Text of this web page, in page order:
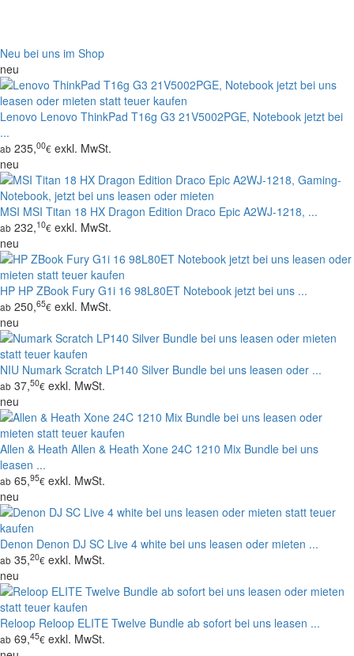
Neu bei uns im Shop
neu
Lenovo Lenovo ThinkPad T16g G3 21V5002PGE, Notebook jetzt bei
...
ab 235,00€ exkl. MwSt.
neu
MSI MSI Titan 18 HX Dragon Edition Draco Epic A2WJ-1218, ...
ab 232,10€ exkl. MwSt.
neu
HP HP ZBook Fury G1i 16 98L80ET Notebook jetzt bei uns ...
ab 250,65€ exkl. MwSt.
neu
NIU Numark Scratch LP140 Silver Bundle bei uns leasen oder ...
ab 37,50€ exkl. MwSt.
neu
Allen & Heath Allen & Heath Xone 24C 1210 Mix Bundle bei uns
leasen ...
ab 65,95€ exkl. MwSt.
neu
Denon Denon DJ SC Live 4 white bei uns leasen oder mieten ...
ab 35,20€ exkl. MwSt.
neu
Reloop Reloop ELITE Twelve Bundle ab sofort bei uns leasen ...
ab 69,45€ exkl. MwSt.